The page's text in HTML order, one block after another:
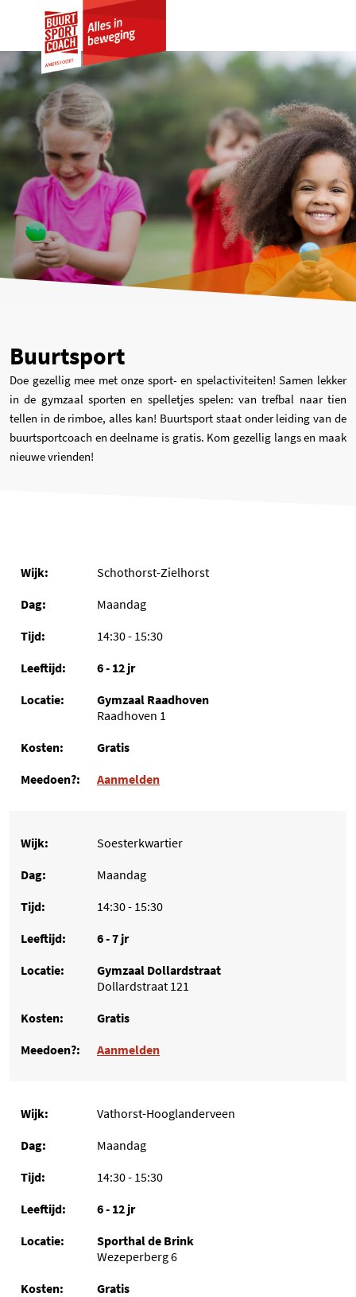
Buurtsport
Doe gezellig mee met onze sport- en spelactiviteiten! Samen lekker
in de gymzaal sporten en spelletjes spelen: van trefbal naar tien
tellen in de rimboe, alles kan! Buurtsport staat onder leiding van de
buurtsportcoach en deelname is gratis. Kom gezellig langs en maak
nieuwe vrienden!
Schothorst-Zielhorst
Maandag
14:30 - 15:30
6 - 12 jr
Gymzaal Raadhoven
Raadhoven 1
Gratis
Aanmelden
Soesterkwartier
Maandag
14:30 - 15:30
6 - 7 jr
Gymzaal Dollardstraat
Dollardstraat 121
Gratis
Aanmelden
Vathorst-Hooglanderveen
Maandag
14:30 - 15:30
6 - 12 jr
Sporthal de Brink
Wezeperberg 6
Gratis